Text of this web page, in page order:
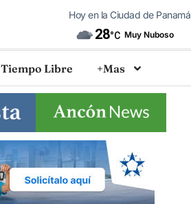
Hoy en la Ciudad de Panamá
28°C Muy Nuboso
Tiempo Libre +Mas